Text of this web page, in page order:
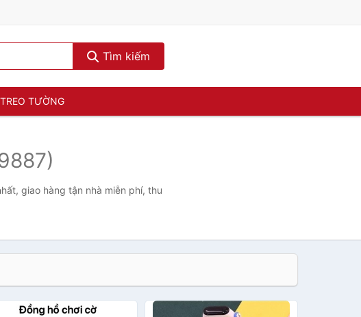
Tìm kiếm
TƯỜNG
giao hàng tận nhà miễn phí, thu